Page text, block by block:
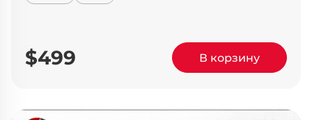
$499 В корзину